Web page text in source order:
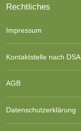
Rechtliches
Impressum
Kontaktstelle nach DSA
AGB
Datenschutzerklärung